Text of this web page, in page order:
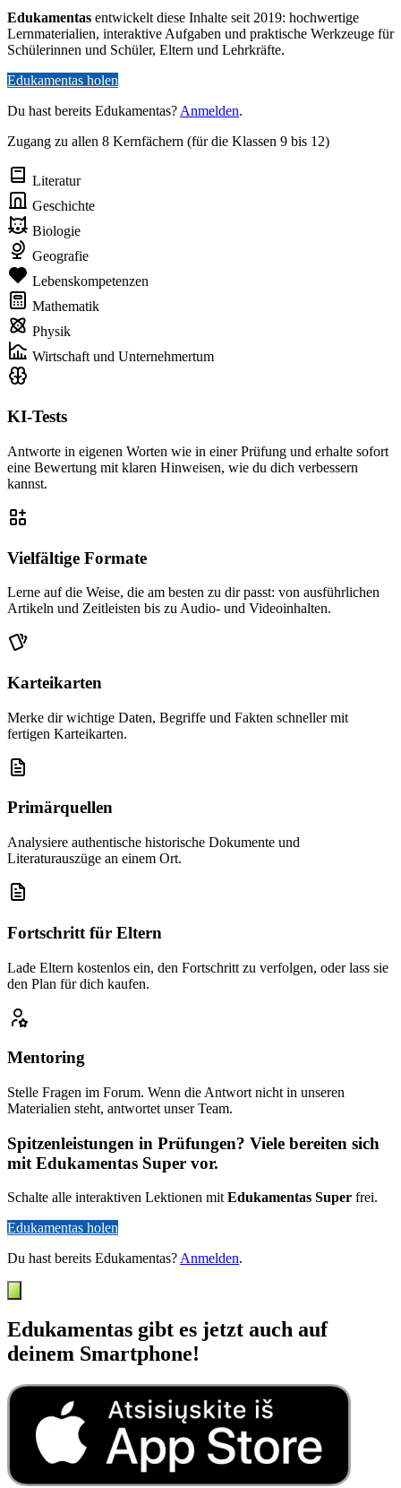
Edukamentas entwickelt diese Inhalte seit 2019: hochwertige
Lernmaterialien, interaktive Aufgaben und praktische Werkzeuge für
Schülerinnen und Schüler, Eltern und Lehrkräfte.
Edukamentas holen
Du hast bereits Edukamentas?Anmelden.
Zugang zu allen 8 Kernfächern (für die Klassen 9 bis 12)
Literatur
Geschichte
Biologie
Geografie
Lebenskompetenzen
Mathematik
Physik
Wirtschaft und Unternehmertum
KI-Tests
Antworte in eigenen Worten wie in einer Prüfung und erhalte sofort
eine Bewertung mit klaren Hinweisen, wie du dich verbessern
kannst.
Vielfältige Formate
Lerne auf die Weise, die am besten zu dir passt: von ausführlichen
Artikeln und Zeitleisten bis zu Audio- und Videoinhalten.
Karteikarten
Merke dir wichtige Daten, Begriffe und Fakten schneller mit
fertigen Karteikarten.
Primärquellen
Analysiere authentische historische Dokumente und
Literaturauszüge an einem Ort.
Fortschritt für Eltern
Lade Eltern kostenlos ein, den Fortschritt zu verfolgen, oder lass sie
den Plan für dich kaufen.
Mentoring
Stelle Fragen im Forum. Wenn die Antwort nicht in unseren
Materialien steht, antwortet unser Team.
Spitzenleistungen in Prüfungen? Viele bereiten sich
mit Edukamentas Super vor.
Schalte alle interaktiven Lektionen mitEdukamentas Super frei.
Edukamentas holen
Du hast bereits Edukamentas?Anmelden.
Edukamentas gibt es jetzt auch auf
deinem Smartphone!